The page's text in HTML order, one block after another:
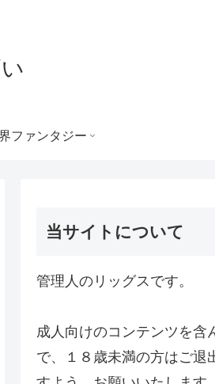
ファンタジー
当サイトについて
管理人のリッグスです。
成人向けのコンテンツを含
で、１８歳未満の方はご退